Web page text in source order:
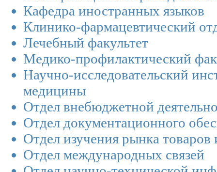
Кафедра иностранных языков
Клинико-фармацевтический
Лечебный факультет
Медико-профилактический
Научно-исследовательский
медицины
Отдел внебюджетной
Отдел документационного
Отдел изучения рынка товаров
Отдел международных связей